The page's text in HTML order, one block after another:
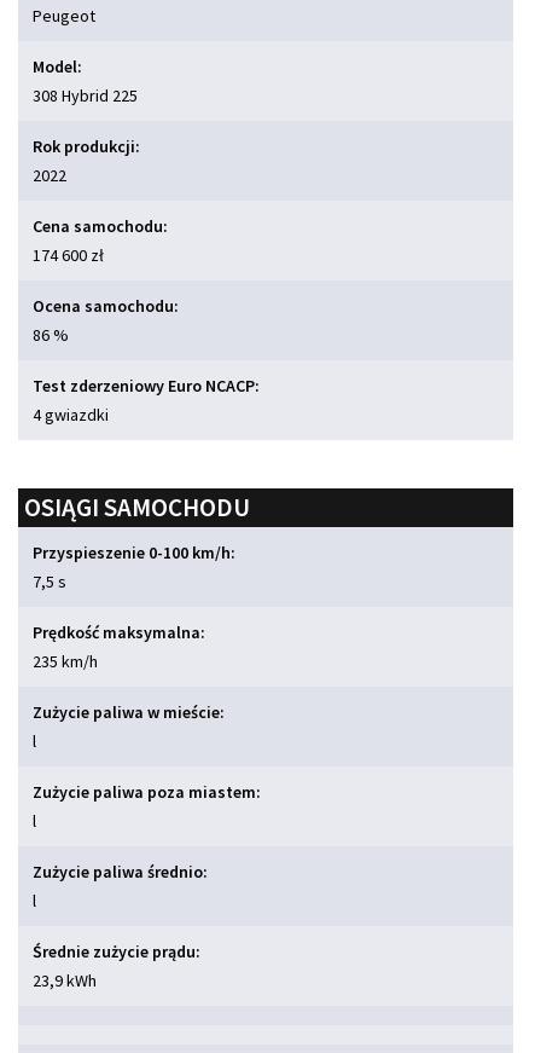
Peugeot
Model:
308 Hybrid 225
Rok produkcji:
2022
Cena samochodu:
174 600 zł
Ocena samochodu:
86 %
Test zderzeniowy Euro NCACP:
4 gwiazdki
OSIĄGI SAMOCHODU
Przyspieszenie 0-100 km/h:
7,5 s
Prędkość maksymalna:
235 km/h
Zużycie paliwa w mieście:
l
Zużycie paliwa poza miastem:
l
Zużycie paliwa średnio:
l
Średnie zużycie prądu:
23,9 kWh